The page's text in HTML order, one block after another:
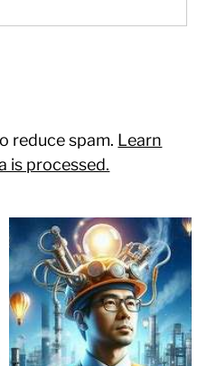
reduce spam. Learn
is processed.